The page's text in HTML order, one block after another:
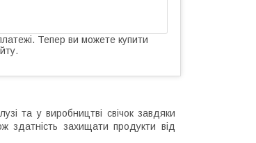
Тепер ви можете купити
та у виробництві свічок завдяки
здатність захищати продукти від